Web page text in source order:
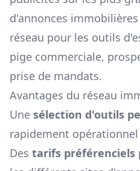
d'annonces
réseau pour les outils
pige commerciale,
prise de mandats.
Avantages du réseau
Une sélection d'outils
rapidement opérationnel
Des tarifs préférenciels